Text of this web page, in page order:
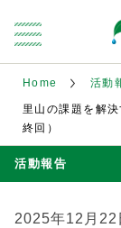
Home 活動
里山の課題を解
終回）
活動報告
2025年12月22